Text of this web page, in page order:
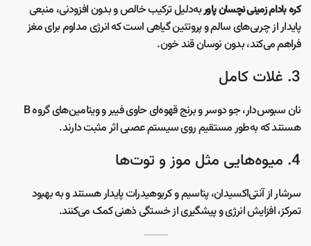
کره بادام زمینی نچسان پاوربه‌دلیل ترکیب خالص و بدون افزودنی، منبعی
پایدار از چربی‌های سالم و پروتئین گیاهی است که انرژی مداوم برای مغز
فراهم می‌کند، بدون نوسان قند خون.
3. غلات کامل
نان سبوس‌دار، جو دوسر و برنج قهوه‌ای حاوی فیبر و ویتامین‌های گروه B
هستند که به‌طور مستقیم روی سیستم عصبی اثر مثبت دارند.
4. میوه‌هایی مثل موز و توت‌ها
سرشار از آنتی‌اکسیدان، پتاسیم و کربوهیدرات پایدار هستند و به بهبود
تمرکز، افزایش انرژی و پیشگیری از خستگی ذهنی کمک می‌کنند.